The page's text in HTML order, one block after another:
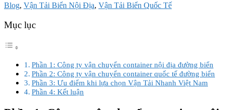
Blog, Vận Tải Biển Nội Địa, Vận Tải Biển Quốc Tế
Mục lục
Phần 1: Công ty vận chuyển container nội địa đường biển
Phần 2: Công ty vận chuyển container quốc tế đường biển
Phần 3: Ưu điểm khi lựa chọn Vận Tải Nhanh Việt Nam
Phần 4: Kết luận